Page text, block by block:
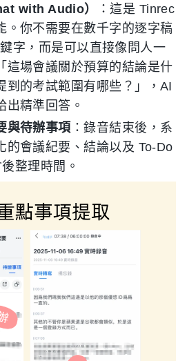
with Audio）
：這是 Tinrec
。你不需要在數千字的逐字稿
字，而是可以直接像問人一
這場會議關於預算的結論是什
到的考試範圍有哪些？」，AI
出精準回答。
與待辦事項 ：錄音結束後，系
的會議紀要、結論以及 To-Do
整理時間。